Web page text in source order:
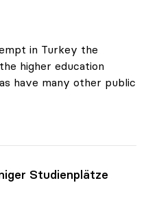
in Turkey the
higher education
have many other public
an türkischen
Studienplätze